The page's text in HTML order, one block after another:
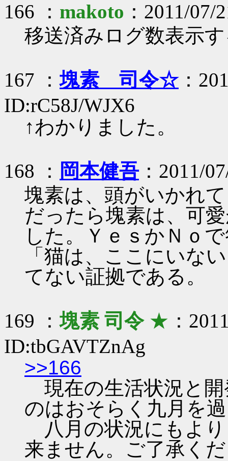
166 ： makoto ：2011/
移送済みログ数表示
167 ：塊素 司令☆：
ID:rC58J/WJX6
↑わかりました。
168 ： 岡本健吾：2011/
塊素は、頭がいかれ
だったら塊素は、可
した。ＹｅｓかＮｏ
「猫は、ここにいな
てない証拠である。
169 ：塊素 司令★ ：
ID:tbGAVTZnAg
>>166
現在の生活状況と開
のはおそらく九月を
八月の状況にもよ
来ません。ご了承く